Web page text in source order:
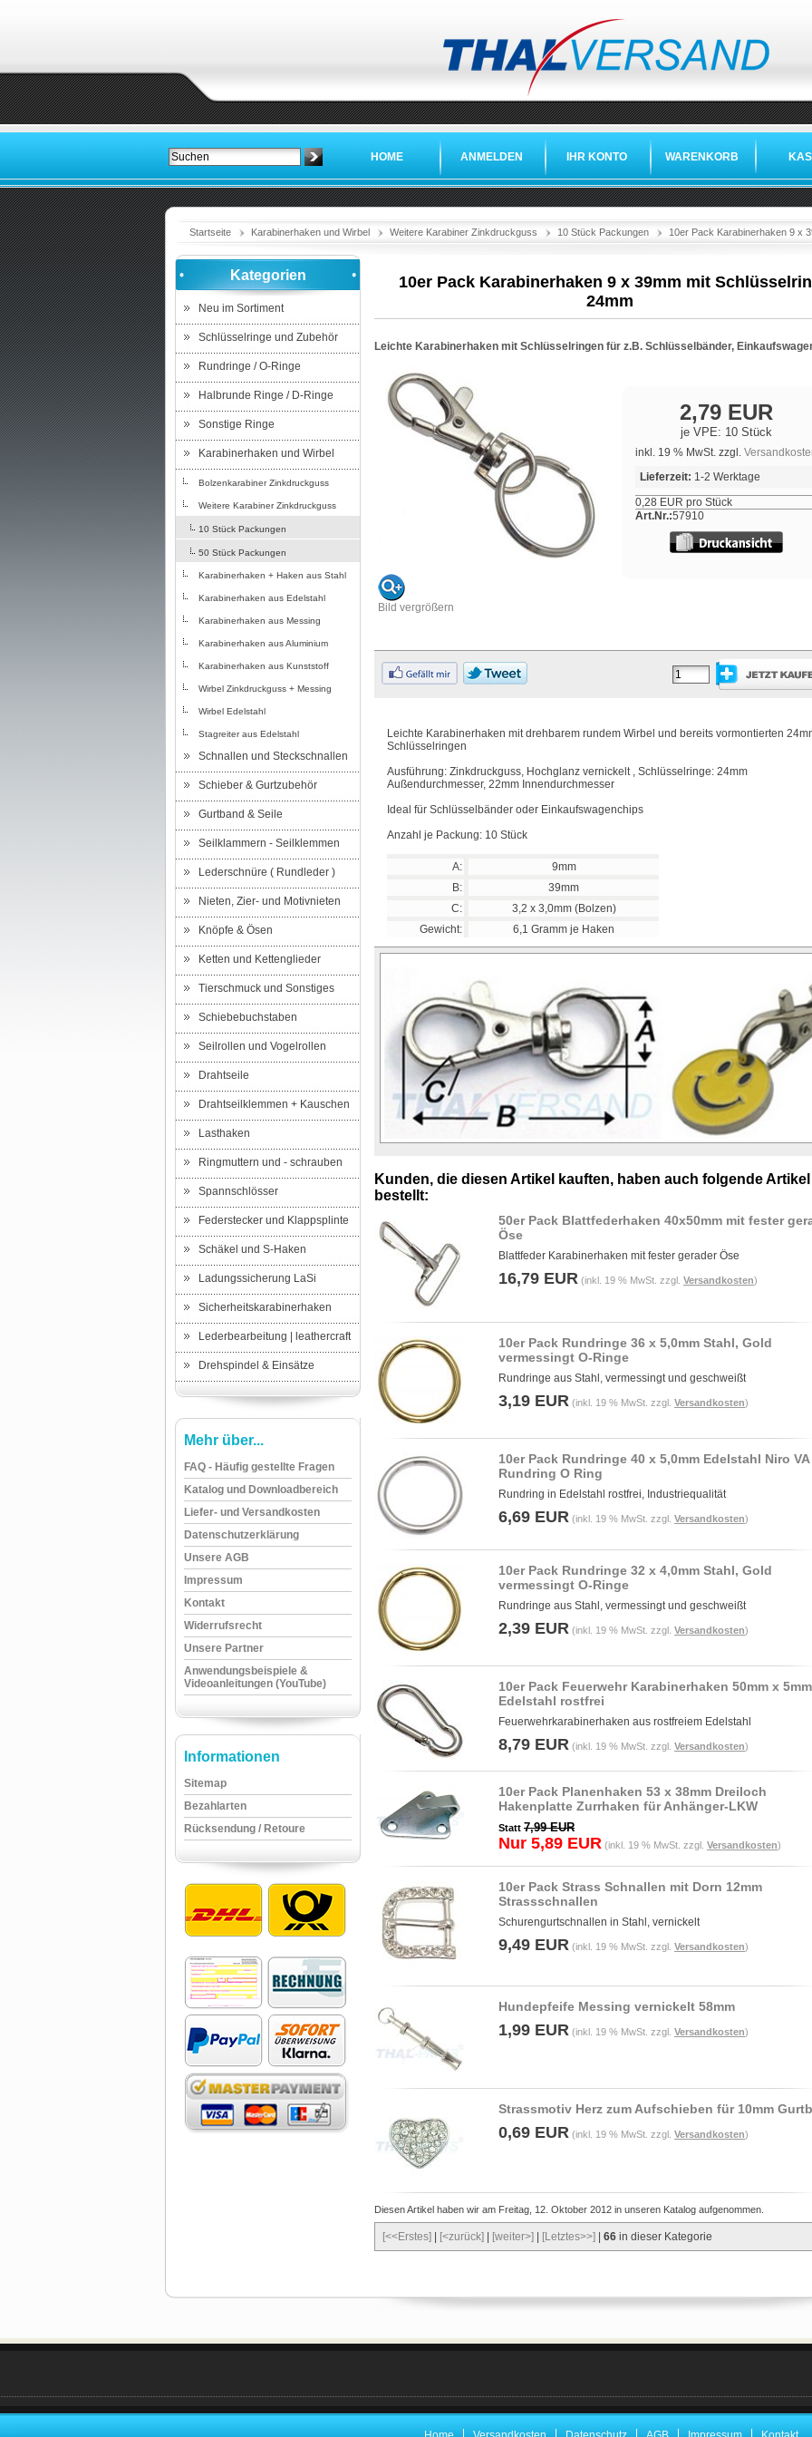
HOME ANMELDEN IHR KONTO WARENKORB
Startseite Karabinerhaken und Wirbel Weitere Karabiner Zinkdruckguss 10 Stück Packungen 10er Pack Karabinerhaken 9 x
Kategorien
Neu im Sortiment
Schlüsselringe und Zubehör
Rundringe / O-Ringe
Halbrunde Ringe / D-Ringe
Sonstige Ringe
Karabinerhaken und Wirbel
Bolzenkarabiner Zinkdruckguss
Weitere Karabiner Zinkdruckguss
10 Stück Packungen
50 Stück Packungen
Karabinerhaken + Haken aus Stahl
Karabinerhaken aus Edelstahl
Karabinerhaken aus Messing
Karabinerhaken aus Aluminium
Karabinerhaken aus Kunststoff
Wirbel Zinkdruckguss + Messing
Wirbel Edelstahl
Stagreiter aus Edelstahl
Schnallen und Steckschnallen
Schieber & Gurtzubehör
Gurtband & Seile
Seilklammern - Seilklemmen
Lederschnüre ( Rundleder )
Nieten, Zier- und Motivnieten
Knöpfe & Ösen
Ketten und Kettenglieder
Tierschmuck und Sonstiges
Schiebebuchstaben
Seilrollen und Vogelrollen
Drahtseile
Drahtseilklemmen + Kauschen
Lasthaken
Ringmuttern und - schrauben
Spannschlösser
Federstecker und Klappsplinte
Schäkel und S-Haken
Ladungssicherung LaSi
Sicherheitskarabinerhaken
Lederbearbeitung | leathercraft
Drehspindel & Einsätze
Mehr über...
FAQ - Häufig gestellte Fragen
Katalog und Downloadbereich
Liefer- und Versandkosten
Datenschutzerklärung
Unsere AGB
Impressum
Kontakt
Widerrufsrecht
Unsere Partner
Anwendungsbeispiele &
Videoanleitungen (YouTube)
Informationen
Sitemap
Bezahlarten
Rücksendung / Retoure
10er Pack Karabinerhaken 9 x 39mm mit
24mm
Leichte Karabinerhaken mit Schlüsselringen für z.B. Schlüsselbänder,
Bild vergrößern
2,79 EUR
je VPE: 10 Stück
inkl. 19 % MwSt. zzgl.
Lieferzeit: 1-2 Werktage
0,28 EUR pro Stück
Art.Nr.:57910
Leichte Karabinerhaken mit drehbarem rundem Wirbel und bereits vormontierten
Schlüsselringen
Ausführung: Zinkdruckguss, Hochglanz vernickelt , Schlüsselringe: 24mm
Außendurchmesser, 22mm Innendurchmesser
Ideal für Schlüsselbänder oder Einkaufswagenchips
Anzahl je Packung: 10 Stück
A:
9mm
B:
39mm
C:
3,2 x 3,0mm (Bolzen)
Gewicht:
6,1 Gramm je Haken
Kunden, die diesen Artikel kauften, haben auch folgende Artikel
bestellt:
50er Pack Blattfederhaken 40x50mm mit fester
Öse
Blattfeder Karabinerhaken mit fester gerader Öse
16,79 EUR (inkl. 19 % MwSt. zzgl. Versandkosten)
10er Pack Rundringe 36 x 5,0mm Stahl, Gold
vermessingt O-Ringe
Rundringe aus Stahl, vermessingt und geschweißt
3,19 EUR (inkl. 19 % MwSt. zzgl. Versandkosten)
10er Pack Rundringe 40 x 5,0mm Edelstahl Niro VA
Rundring O Ring
Rundring in Edelstahl rostfrei, Industriequalität
6,69 EUR (inkl. 19 % MwSt. zzgl. Versandkosten)
10er Pack Rundringe 32 x 4,0mm Stahl, Gold
vermessingt O-Ringe
Rundringe aus Stahl, vermessingt und geschweißt
2,39 EUR (inkl. 19 % MwSt. zzgl. Versandkosten)
10er Pack Feuerwehr Karabinerhaken 50mm x 5mm
Edelstahl rostfrei
Feuerwehrkarabinerhaken aus rostfreiem Edelstahl
8,79 EUR (inkl. 19 % MwSt. zzgl. Versandkosten)
10er Pack Planenhaken 53 x 38mm Dreiloch
Hakenplatte Zurrhaken für Anhänger-LKW
Statt 7,99 EUR
Nur 5,89 EUR (inkl. 19 % MwSt. zzgl. Versandkosten)
10er Pack Strass Schnallen mit Dorn 12mm
Strassschnallen
Schurengurtschnallen in Stahl, vernickelt
9,49 EUR (inkl. 19 % MwSt. zzgl. Versandkosten)
Hundepfeife Messing vernickelt 58mm
1,99 EUR (inkl. 19 % MwSt. zzgl. Versandkosten)
Strassmotiv Herz zum Aufschieben für 10mm
0,69 EUR (inkl. 19 % MwSt. zzgl. Versandkosten)
Diesen Artikel haben wir am Freitag, 12. Oktober 2012 in unseren Katalog aufgenommen.
[<<Erstes] [<zurück] [weiter>] [Letztes>>] 66 in dieser Kategorie